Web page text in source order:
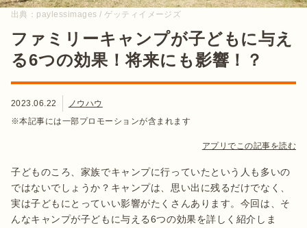
出典： paylessimages / ゲッティイメージズ
ファミリーキャンプが子どもに与え
る6つの効果！将来にも影響！？
2023.06.22
ノウハウ
※本記事には一部プロモーションが含まれます
アプリでこの記事を読む
子どものころ、家族でキャンプに行っていたという人も多いの
ではないでしょうか？キャンプは、思い出に残るだけでなく、
実は子どもにとっていい影響がたくさんあります。今回は、そ
んなキャンプが子どもに与える6つの効果を詳しく紹介しま